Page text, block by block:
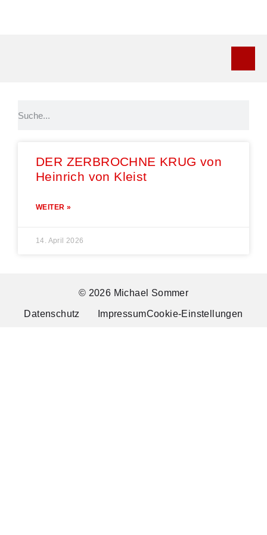
DER ZERBROCHNE KRUG von
Heinrich von Kleist
WEITER »
14. April 2026
© 2026 Michael Sommer
Datenschutz ImpressumCookie-Einstellungen